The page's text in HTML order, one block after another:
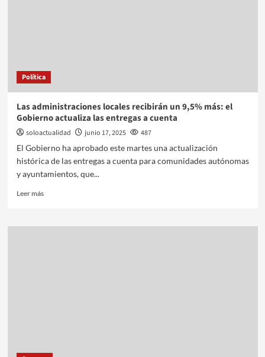
Política
Las administraciones locales recibirán un 9,5% más: el
Gobierno actualiza las entregas a cuenta
soloactualidad junio 17, 2025
487
El Gobierno ha aprobado este martes una actualización
histórica de las entregas a cuenta para comunidades autónomas
y ayuntamientos, que...
Leer más